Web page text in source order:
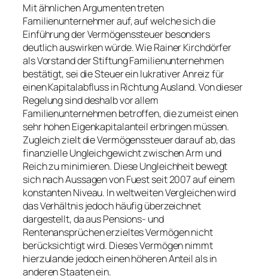
Mit ähnlichen Argumenten treten
Familienunternehmer auf, auf welche sich die
Einführung der Vermögenssteuer besonders
deutlich auswirken würde. Wie Rainer Kirchdörfer
als Vorstand der Stiftung Familienunternehmen
bestätigt, sei die Steuer ein lukrativer Anreiz für
einen Kapitalabfluss in Richtung Ausland. Von dieser
Regelung sind deshalb vor allem
Familienunternehmen betroffen, die zumeist einen
sehr hohen Eigenkapitalanteil erbringen müssen.
Zugleich zielt die Vermögenssteuer darauf ab, das
finanzielle Ungleichgewicht zwischen Arm und
Reich zu minimieren. Diese Ungleichheit bewegt
sich nach Aussagen von Fuest seit 2007 auf einem
konstanten Niveau. In weltweiten Vergleichen wird
das Verhältnis jedoch häufig überzeichnet
dargestellt, da aus Pensions- und
Rentenansprüchen erzieltes Vermögen nicht
berücksichtigt wird. Dieses Vermögen nimmt
hierzulande jedoch einen höheren Anteil als in
anderen Staaten ein.